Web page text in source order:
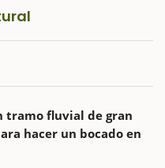
tramo fluvial de gran
hacer un bocado en